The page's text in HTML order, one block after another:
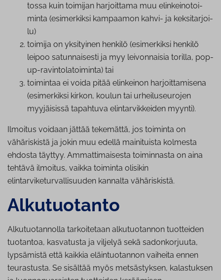
tos­sa kuin toimijan harjoittama muu elin­kei­no­toi­
min­ta (esimerkiksi kampaamon kahvi- ja kek­si­tar­joi­
lu)
toimija on yksityinen henkilö (esimerkiksi henkilö
leipoo sa­tun­nai­ses­ti ja myy lei­von­nai­sia torilla, pop-
up-ra­vin­to­la­toi­min­ta) tai
toimintaa ei voida pitää elinkeinon har­joit­ta­mi­se­na
(esimerkiksi kirkon, koulun tai ur­hei­luseu­ro­jen
myyjäisissä tapahtuva elin­tar­vik­kei­den myynti).
Ilmoitus voidaan jättää tekemättä, jos toiminta on
vähäriskistä ja jokin muu edellä mainituista kolmesta
ehdosta täyttyy. Ammattimaisesta toiminnasta on aina
tehtävä ilmoitus, vaikka toiminta olisikin
elintarviketurvallisuuden kannalta vähäriskistä.
Al­ku­tuo­tan­to
Alkutuotannolla tarkoitetaan alkutuotannon tuotteiden
tuotantoa, kasvatusta ja viljelyä sekä sadonkorjuuta,
lypsämistä että kaikkia eläintuotannon vaiheita ennen
teurastusta. Se sisältää myös metsästyksen, kalastuksen